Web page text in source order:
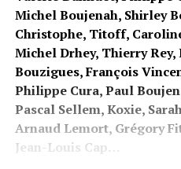
Michel Boujenah, Shirley
Christophe, Titoff,
Michel Drhey, Thierry
Bouzigues, François
Philippe Cura, Paul
Pascal Sellem, Koxie,
Arnaud Lemort, Grégory
Jean-Louis Cap…